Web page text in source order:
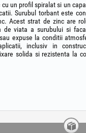
un profil spiralat si un
Surubul torbant este
Acest strat de zinc are
de viata a surubului si
expuse la conditii
inclusiv in
solida si rezistenta la